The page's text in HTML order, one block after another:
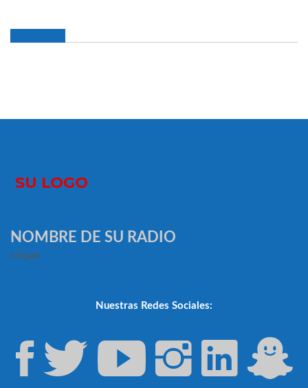
NOMBRE DE SU RADIO
slogan
Nuestras Redes Sociales: